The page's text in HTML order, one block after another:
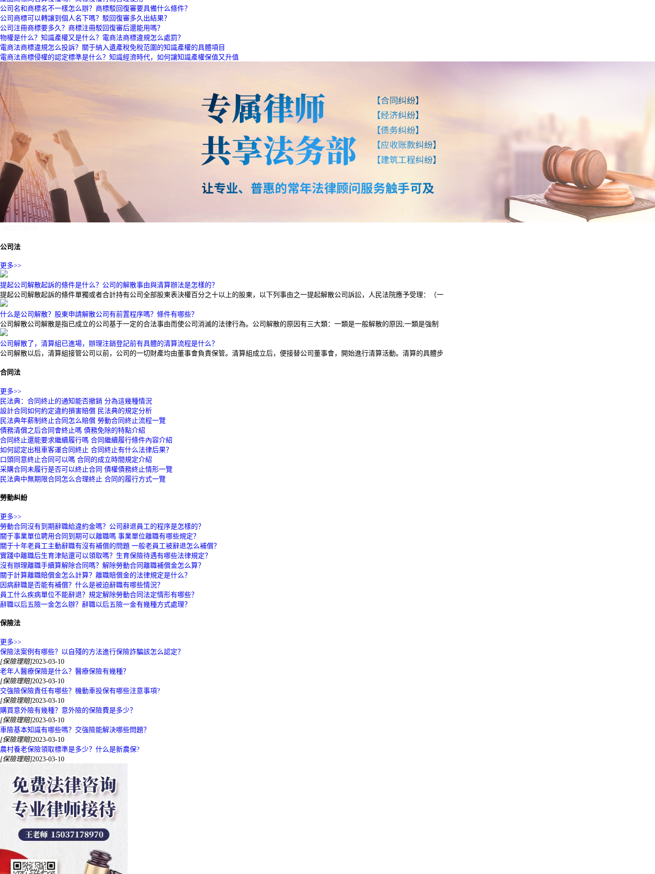
公司名和商標名不一樣怎么辦？商標駁回復審要具備什么條件？
公司商標可以轉讓到個人名下嗎？駁回復審多久出結果？
公司注冊商標要多久？商標注冊駁回復審后還能用嗎？
物權是什么？知識產權又是什么？電商法商標違規怎么處罰？
電商法商標違規怎么投訴？關于納入遺產稅免稅范圍的知識產權的具體項目
電商法商標侵權的認定標準是什么？知識經濟時代，如何讓知識產權保值又升值
公司法
更多>>
提起公司解散起訴的條件是什么？公司的解散事由與清算辦法是怎樣的？
提起公司解散起訴的條件單獨或者合計持有公司全部股東表決權百分之十以上的股東，以下列事由之一提起解散公司訴訟，人民法院應予受理：（一
什么是公司解散？股東申請解散公司有前置程序嗎？條件有哪些？
公司解散公司解散是指已成立的公司基于一定的合法事由而使公司消滅的法律行為。公司解散的原因有三大類：一類是一般解散的原因;一類是強制
公司解散了，清算組已進場，辦理注銷登記前有具體的清算流程是什么？
公司解散以后，清算組接管公司以前，公司的一切財產均由董事會負責保管。清算組成立后，便接替公司董事會，開始進行清算活動。清算的具體步
合同法
更多>>
民法典：合同終止的通知能否撤銷 分為這幾種情況
設計合同如何約定違約損害賠償 民法典的規定分析
民法典年薪制終止合同怎么賠償 勞動合同終止流程一覽
債務清償之后合同會終止嗎 債務免除的特點介紹
合同終止還能要求繼續履行嗎 合同繼續履行條件內容介紹
如何認定出租車客運合同終止 合同終止有什么法律后果？
口頭同意終止合同可以嗎 合同的成立時間規定介紹
采購合同未履行是否可以終止合同 債權債務終止情形一覽
民法典中無期限合同怎么合理終止 合同的履行方式一覽
勞動糾紛
更多>>
勞動合同沒有到期辭職給違約金嗎？公司辭退員工的程序是怎樣的？
關于事業單位聘用合同到期可以離職嗎 事業單位離職有哪些規定？
關于十年老員工主動辭職有沒有補償的問題 一般老員工被辭退怎么補償？
實踐中離職后生育津貼還可以領取嗎？生育保險待遇有哪些法律規定？
沒有辦理離職手續算解除合同嗎？解除勞動合同離職補償金怎么算？
關于計算離職賠償金怎么計算？離職賠償金的法律規定是什么？
因病辭職是否能有補償？什么是被迫辭職有哪些情況？
員工什么疾病單位不能辭退？規定解除勞動合同法定情形有哪些？
辭職以后五險一金怎么辦？辭職以后五險一金有幾種方式處理？
保險法
更多>>
保險法案例有哪些？以自殘的方法進行保險詐騙該怎么認定？
[保險理賠]2023-03-10
老年人醫療保險是什么？醫療保險有幾種？
[保險理賠]2023-03-10
交強險保險責任有哪些？機動車投保有哪些注意事項?
[保險理賠]2023-03-10
購買意外險有幾種？意外險的保險費是多少？
[保險理賠]2023-03-10
車險基本知識有哪些嗎？交強險能解決哪些問題？
[保險理賠]2023-03-10
農村養老保險領取標準是多少？什么是新農保?
[保險理賠]2023-03-10